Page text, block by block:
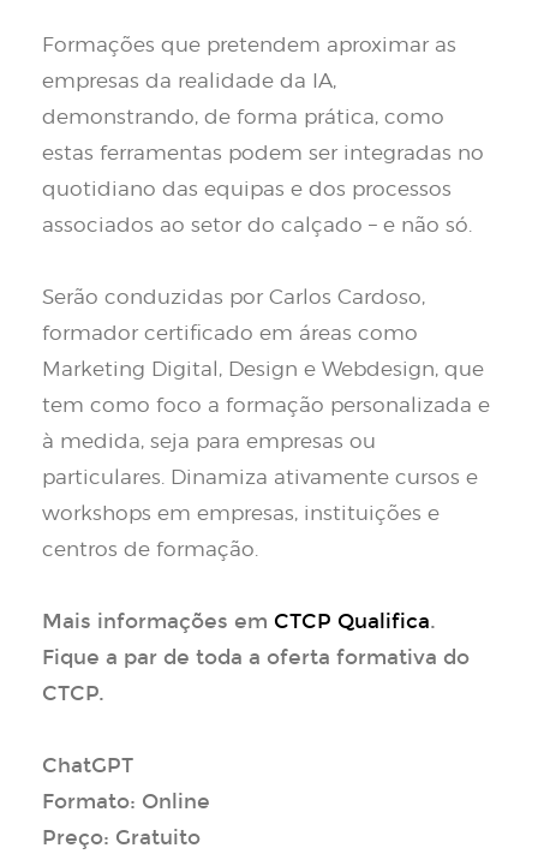
Formações que pretendem aproximar as
empresas da realidade da IA,
demonstrando, de forma prática, como
estas ferramentas podem ser integradas no
quotidiano das equipas e dos processos
associados ao setor do calçado – e não só.
Serão conduzidas por Carlos Cardoso,
formador certificado em áreas como
Marketing Digital, Design e Webdesign, que
tem como foco a formação personalizada e
à medida, seja para empresas ou
particulares. Dinamiza ativamente cursos e
workshops em empresas, instituições e
centros de formação.
Mais informações em CTCP Qualifica.
Fique a par de toda a oferta formativa do
CTCP.
ChatGPT
Formato: Online
Preço: Gratuito